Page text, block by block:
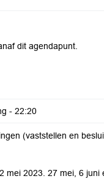
dit agendapunt.
- 22:20
(vaststellen en
mei 2023. 27 mei, 6 juni